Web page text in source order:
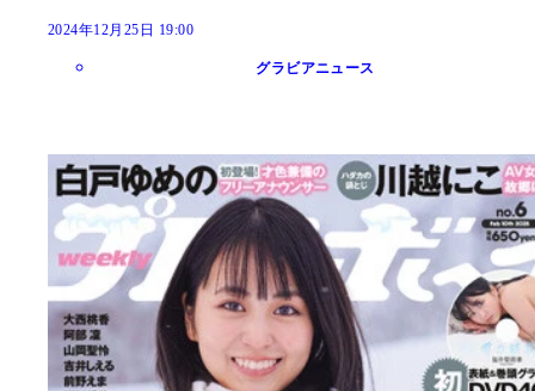
2024年12月25日 19:00
グラビアニュース